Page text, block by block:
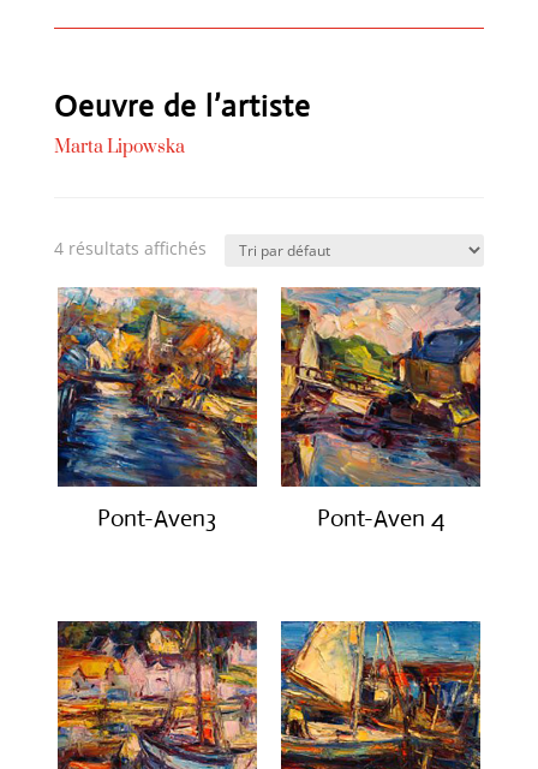
Oeuvre de l’artiste
Marta Lipowska
4 résultats affichés
Pont-Aven3 Pont-Aven 4